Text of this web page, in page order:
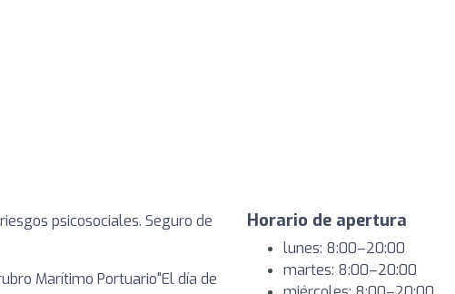
psicosociales. Seguro de
Marítimo Portuario"El día de
Horario de apertura
lunes: 8:00–20:00
martes: 8:00–20:00